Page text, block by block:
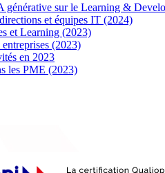
générative sur le Learning &
et équipes IT (2024)
et Learning (2023)
(2023)
en 2023
les PME (2023)